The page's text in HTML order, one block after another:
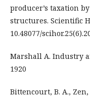
producer’s taxation
structures. Scientific
10.48077/
Marshall A. Industry
1920
Bittencourt, B. A.,